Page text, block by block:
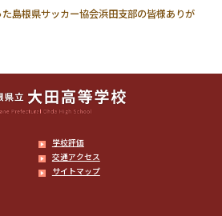
島根県サッカー協会浜田支部の皆様ありが
学校評価
交通アクセス
サイトマップ